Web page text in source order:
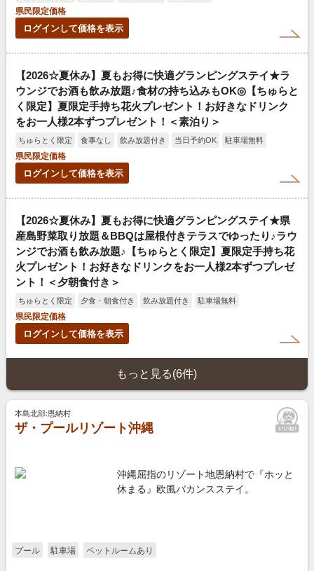
県民限定価格
ログインして価格を表示
【2026☆夏休み】夏もお得に快適グランピングステイ★ラ
ウンジでお酒も飲み放題♪食材の持ち込みもOK◎【ちゅらと
く限定】夏限定手持ち花火プレゼント！お好きなドリンク
をお一人様2本ずつプレゼント！＜素泊り＞
ちゅらとく限定 食事なし 飲み放題付き 当日予約OK
駐車場無料
県民限定価格
ログインして価格を表示
【2026☆夏休み】夏もお得に快適グランピングステイ★県
産島野菜取り放題＆BBQは屋根付きテラスでゆったり♪ラウ
ンジでお酒も飲み放題♪【ちゅらとく限定】夏限定手持ち花
火プレゼント！お好きなドリンクをお一人様2本ずつプレゼ
ント！＜夕朝食付き＞
ちゅらとく限定 夕食・朝食付き 飲み放題付き
駐車場無料
県民限定価格
ログインして価格を表示
もっと見る(6件)
本島北部:恩納村
ザ・プールリゾート沖縄
沖縄屈指のリゾート地恩納村で『ホッと
休まる』欧風バカンスステイ。
プール 駐車場 ペットルームあり